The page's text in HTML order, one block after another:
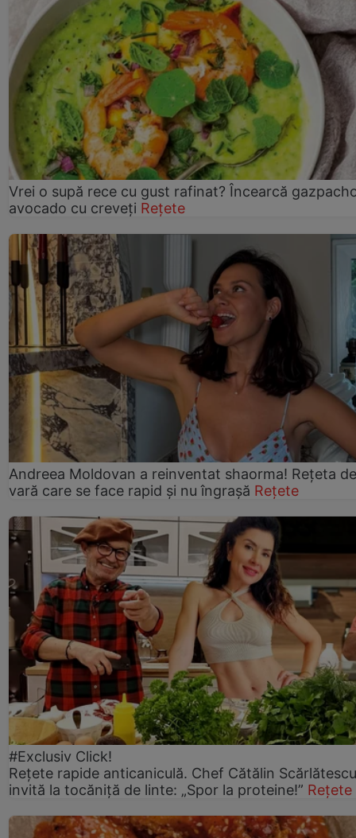
Vrei o supă rece cu gust rafinat? Încearcă
avocado cu creveți Rețete
Andreea Moldovan a reinventat shaorma! Rețeta de
vară care se face rapid și nu îngrașă Rețete
#Exclusiv Click!
Rețete rapide anticaniculă. Chef Cătălin
invită la tocăniță de linte: „Spor la proteine!” Rețete